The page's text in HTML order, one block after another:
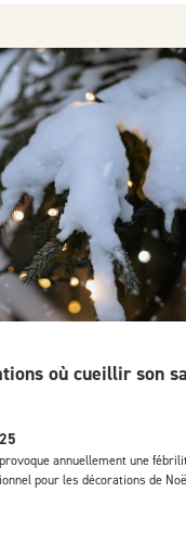
où cueillir son
annuellement une
pour les décorations de